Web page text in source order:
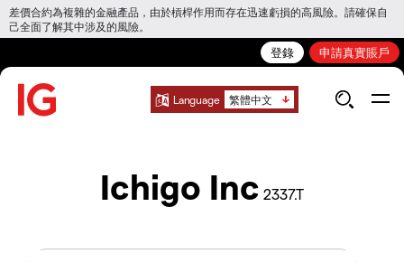
差價合約為複雜的金融產品，由於槓桿作用而存在迅速虧損的高風險。請確保自
己全面了解其中涉及的風險。
登錄 申請真實賬戶
Language 繁體中文
Ichigo Inc 2337.T